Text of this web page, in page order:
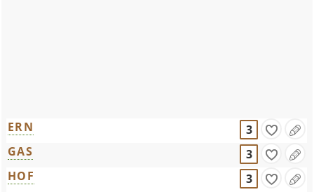
ERN
3
GAS
3
HOF
3